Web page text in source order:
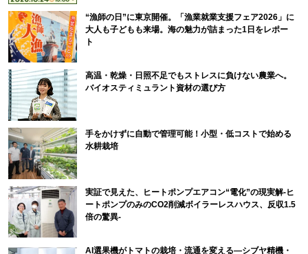
“漁師の日”に東京開催。「漁業就業支援フェア2026」に
大人も子どもも来場。海の魅力が詰まった1日をレポー
ト
高温・乾燥・日照不足でもストレスに負けない農業へ。
バイオスティミュラント資材の選び方
手をかけずに自動で管理可能！小型・低コストで始める
水耕栽培
実証で見えた、ヒートポンプエアコン“電化”の現実解-ヒ
ートポンプのみのCO2削減ボイラーレスハウス、反収1.5
倍の驚異-
AI選果機がトマトの栽培・流通を変える―シブヤ精機・